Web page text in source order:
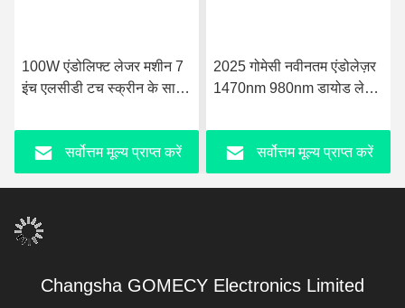
100W एंडोलिफ्ट लेजर मशीन 7
इंच एलसीडी टच स्क्रीन के साथ
सर्वोत्तम मूल्य प्राप्त करें
2025 गोमेसी नवीनतम एंडोलेज़र
1470nm 980nm डायोड लेज़र
सर्वोत्तम मूल्य प्राप्त करें
Changsha GOMECY Electronics Limited